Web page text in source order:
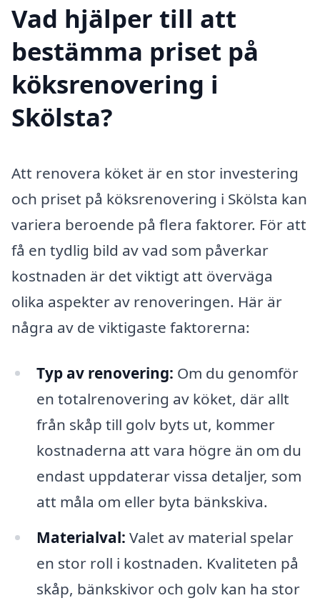
Vad hjälper till att
bestämma priset på
köksrenovering i
Skölsta?
Att renovera köket är en stor investering
och priset på köksrenovering i Skölsta kan
variera beroende på flera faktorer. För att
få en tydlig bild av vad som påverkar
kostnaden är det viktigt att överväga
olika aspekter av renoveringen. Här är
några av de viktigaste faktorerna:
Typ av renovering: Om du genomför
en totalrenovering av köket, där allt
från skåp till golv byts ut, kommer
kostnaderna att vara högre än om du
endast uppdaterar vissa detaljer, som
att måla om eller byta bänkskiva.
Materialval: Valet av material spelar
en stor roll i kostnaden. Kvaliteten på
skåp, bänkskivor och golv kan ha stor